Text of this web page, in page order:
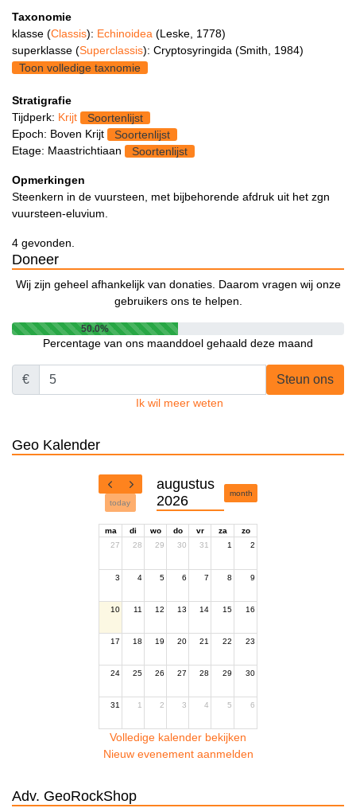
Taxonomie
klasse (Classis): Echinoidea (Leske, 1778)
superklasse (Superclassis): Cryptosyringida (Smith, 1984)
Toon volledige taxnomie
Stratigrafie
Tijdperk: Krijt
Soortenlijst
Epoch: Boven Krijt
Soortenlijst
Etage: Maastrichtiaan
Soortenlijst
Opmerkingen
Steenkern in de vuursteen, met bijbehorende afdruk uit het zgn
vuursteen-eluvium.
4 gevonden.
Doneer
Wij zijn geheel afhankelijk van donaties. Daarom vragen wij onze
gebruikers ons te helpen.
50.0%
Percentage van ons maanddoel gehaald deze maand
€ Steun ons
Ik wil meer weten
Geo Kalender
today
augustus
2026
month
ma di wo do vr za
zo
27
28 29 30 31 1 2
3 4 5 6 7 8 9
10 11 12 13 14 15 16
17 18 19 20 21 22 23
24 25 26 27 28 29 30
31 1 2 3 4 5 6
Volledige kalender bekijken
Nieuw evenement aanmelden
Adv. GeoRockShop